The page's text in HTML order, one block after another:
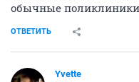
обычные
ОТВЕТИТЬ
Yvette